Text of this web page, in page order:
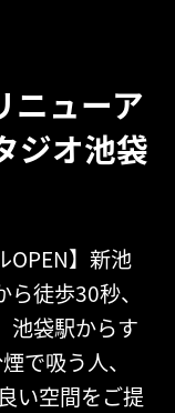
ニューア
ジオ池袋
OPEN】新池
徒歩30秒、
池袋駅からす
で吸う人、
い空間をご提